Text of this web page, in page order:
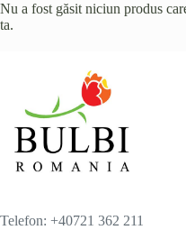
Nu a fost găsit niciun produs
ta.
Telefon: +40721 362 211